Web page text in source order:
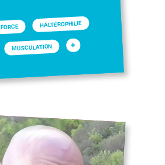
FORCE HALTÉROPHILIE
MUSCULATION +